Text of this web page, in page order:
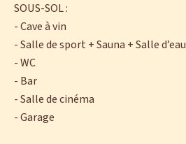
SOUS-SOL :
- Cave à vin
- Salle de sport + Sauna + Salle d’eau
- WC
- Bar
- Salle de cinéma
- Garage